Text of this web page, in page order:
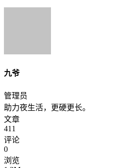
九爷
管理员
助力夜生活，更硬更长。
文章
411
评论
0
浏览